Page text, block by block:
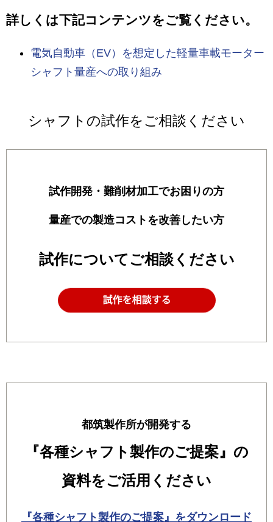
詳しくは下記コンテンツをご覧ください。
電気自動車（EV）を想定した軽量車載モーター
シャフト量産への取り組み
シャフトの試作をご相談ください
試作開発・難削材加工でお困りの方
量産での製造コストを改善したい方
試作についてご相談ください
都筑製作所が開発する
『各種シャフト製作のご提案』の
資料をご活用ください
『各種シャフト製作のご提案』をダウンロード